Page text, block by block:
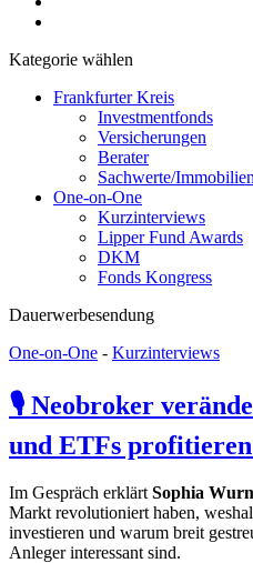
Kategorie wählen
Frankfurter Kreis
Investmentfonds
Versicherungen
Berater
Sachwerte/Immobilien
One-on-One
Kurzinterviews
Lipper Fund Awards
DKM
Fonds Kongress
Dauerwerbesendung
One-on-One - Kurzinterviews
🎙️ Neobroker
und ETFs profitieren
Im Gespräch erklärt Sophia
Markt revolutioniert haben,
investieren und warum breit
Anleger interessant sind.